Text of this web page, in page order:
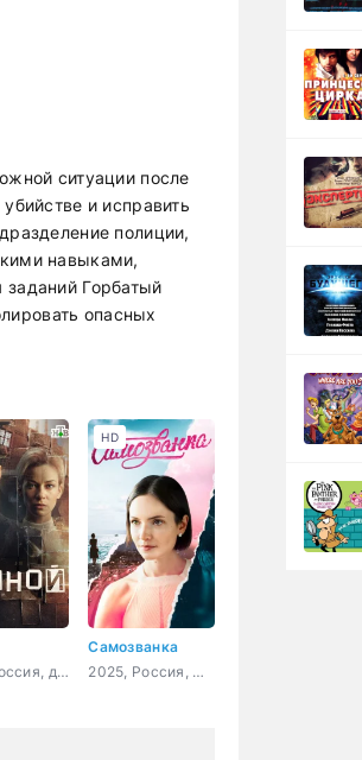
ситуации после
и исправить
полиции,
навыками,
Горбатый
опасных
2024, Россия, детектив
Самозванка
2025, Россия, мелодрама
HD